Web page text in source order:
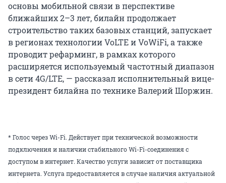
основы мобильной связи в перспективе
ближайших 2–3 лет, билайн продолжает
строительство таких базовых станций, запускает
в регионах технологии VoLTE и VoWiFi, а также
проводит рефарминг, в рамках которого
расширяется используемый частотный диапазон
в сети 4G/LTE, — рассказал исполнительный вице-
президент билайна по технике Валерий Шоржин.
* Голос через Wi-Fi. Действует при технической возможности
подключения и наличии стабильного Wi-Fi-соединения с
доступом в интернет. Качество услуги зависит от поставщика
интернета. Услуга предоставляется в случае наличия актуальной